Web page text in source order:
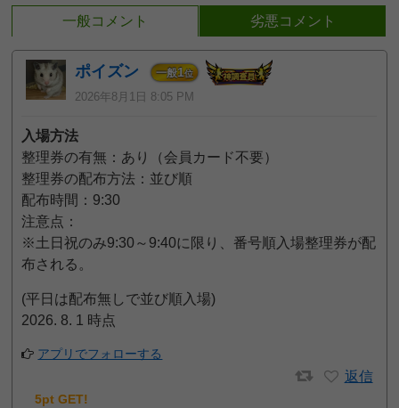
一般コメント 劣悪コメント
ポイズン 一般1位
2026年8月1日 8:05 PM
入場方法
整理券の有無：あり（会員カード不要）
整理券の配布方法：並び順
配布時間：9:30
注意点：
※土日祝のみ9:30～9:40に限り、番号順入場整理券が配
布される。
(平日は配布無しで並び順入場)
2026. 8. 1 時点
アプリでフォローする
返信
5pt GET!